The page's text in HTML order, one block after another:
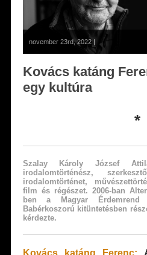
november 23rd, 2022 |
Kovács katáng
egy kultúra
*
Szalay Károly József
irodalomtörténész,
irodalomtörténet,
film és régészet. 2006-ban
ben a Magyar Érdemrend
Babérkoszorú kitüntetésben
kérdezte.